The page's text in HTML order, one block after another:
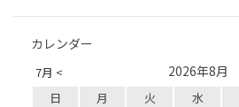
カレンダー
7月 < 2026年8月
日 月 火 水